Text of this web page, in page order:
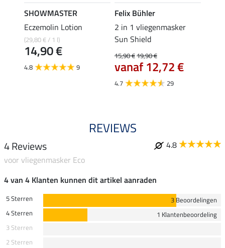
SHOWMASTER
Eczemolin Lotion
(29,80 € / 1 l)
14,90 €
4.8 9
Felix Bühler
2 in 1 vliegenmasker
Sun Shield
15,90 €19,90 €
vanaf 12,72 €
4.7 29
REVIEWS
4 Reviews
4.8
voor vliegenmasker Eco
4 van 4 Klanten kunnen dit artikel aanraden
5 Sterren
3 Beoordelingen
4 Sterren
1 Klantenbeoordeling
3 Sterren
2 Sterren